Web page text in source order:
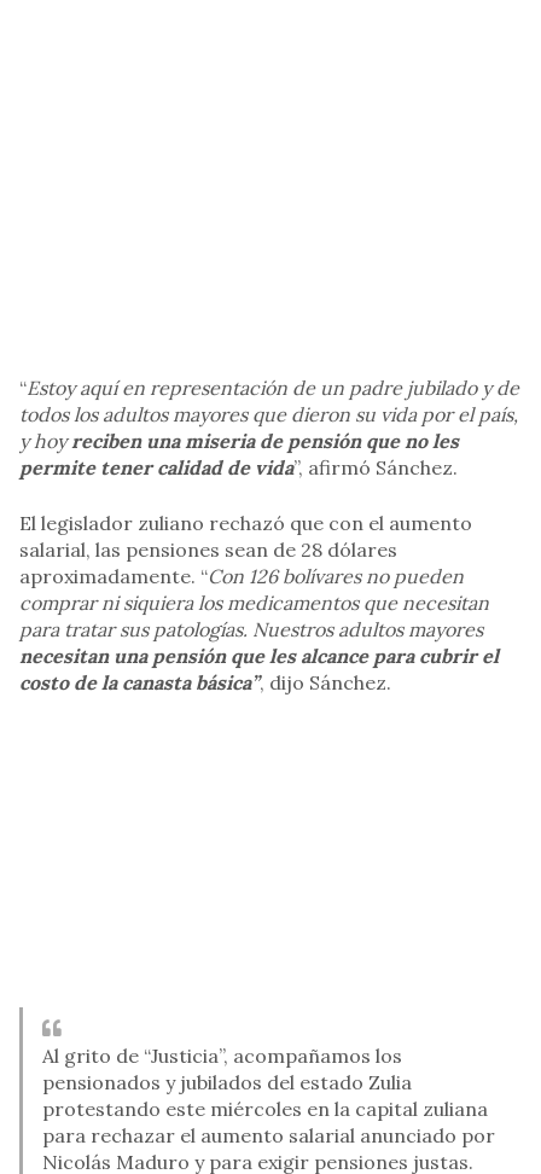
“Estoy aquí en representación de un padre jubilado y de
todos los adultos mayores que dieron su vida por el país,
y hoyreciben una miseria de pensión que no les
permite tener calidad de vida”, afirmó Sánchez.
El legislador zuliano rechazó que con el aumento
salarial, las pensiones sean de 28 dólares
aproximadamente. “Con 126 bolívares no pueden
comprar ni siquiera los medicamentos que necesitan
para tratar sus patologías. Nuestros adultos mayores
necesitan una pensión que les alcance para cubrir el
costo de la canasta básica”, dijo Sánchez.
Al grito de “Justicia”, acompañamos los
pensionados y jubilados del estado Zulia
protestando este miércoles en la capital zuliana
para rechazar el aumento salarial anunciado por
Nicolás Maduro y para exigir pensiones justas.